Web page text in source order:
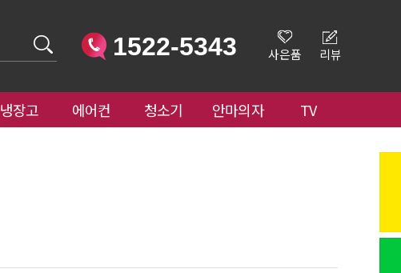
사은품 리뷰
1522-5343
냉장고 에어컨 청소기 안마의자 TV